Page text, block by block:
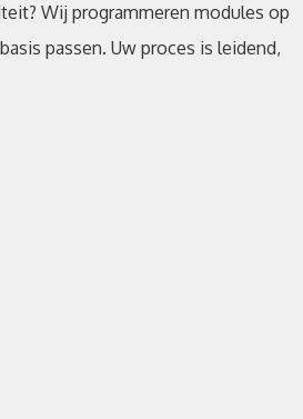
Wij programmeren modules op
passen. Uw proces is leidend,